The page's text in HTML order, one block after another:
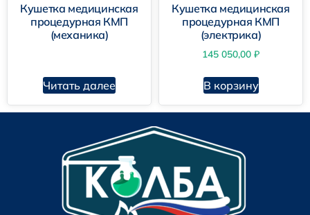
Кушетка медицинская
процедурная КМП
(механика)
Читать далее
Кушетка медицинская
процедурная КМП
(электрика)
145 050,00 ₽
В корзину